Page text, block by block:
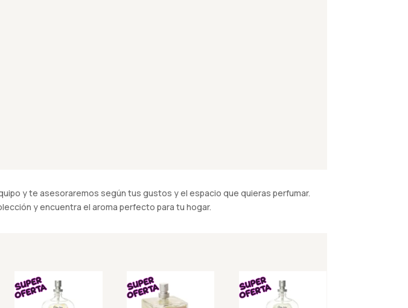
y te asesoraremos según tus gustos y el espacio que quieras perfumar.
y encuentra el aroma perfecto para tu hogar.